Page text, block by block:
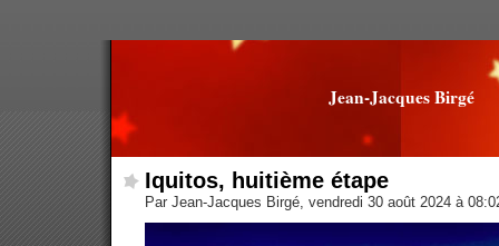
Jean-Jacques Birgé
Iquitos, huitième étape
Par Jean-Jacques Birgé, vendredi 30 août 2024 à